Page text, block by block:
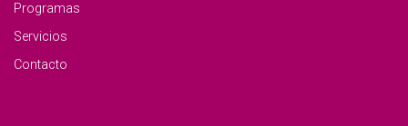
Programas
Servicios
Contacto